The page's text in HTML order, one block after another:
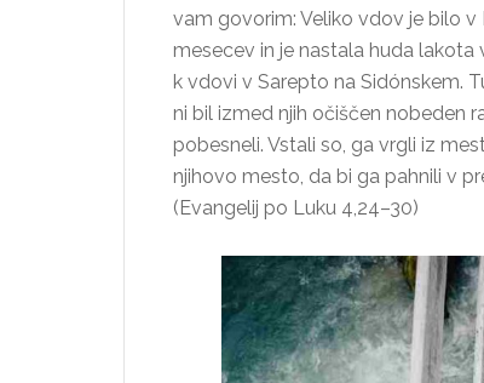
vam govorim: Veliko vdov je bilo v
mesecev in je nastala huda lakota
k vdovi v Sarepto na Sidónskem.
ni bil izmed njih očiščen nobeden
pobesneli. Vstali so, ga vrgli iz
njihovo mesto, da bi ga pahnili v
(Evangelij po Luku 4,24–30)